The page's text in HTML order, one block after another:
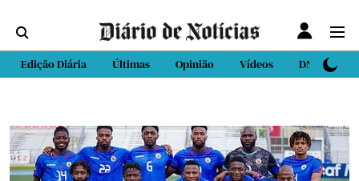
Edição Diária Últimas Opinião Vídeos DN Sport